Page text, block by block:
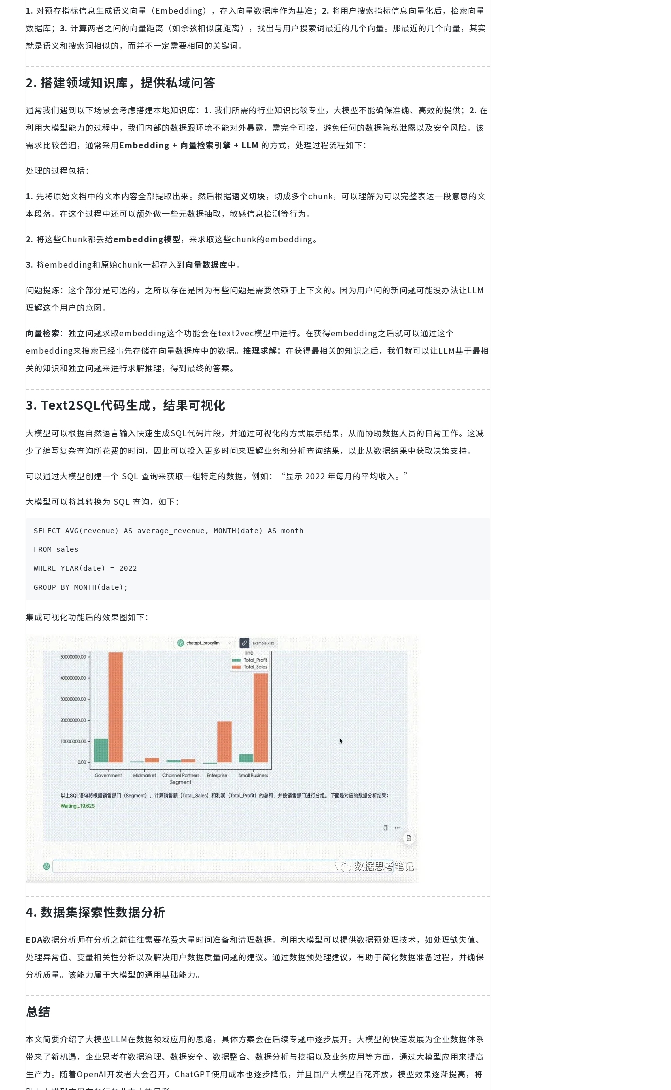
1. 对预存指标信息生成语义向量（Embedding），存入向量数据库作为基准； 2. 将用户搜索指标信息向量化后，检索向量
数据库； 3. 计算两者之间的向量距离（如余弦相似度距离），找出与用户搜索词最近的几个向量。那最近的几个向量，其实
就是语义和搜索词相似的，而并不一定需要相同的关键词。
2. 搭建领域知识库，提供私域问答
通常我们遇到以下场景会考虑搭建本地知识库： 1. 我们所需的行业知识比较专业，大模型不能确保准确、高效的提供； 2. 在
利用大模型能力的过程中，我们内部的数据跟环境不能对外暴露，需完全可控，避免任何的数据隐私泄露以及安全风险。该
需求比较普遍，通常采用Embedding + 向量检索引擎 + LLM 的方式，处理过程流程如下：
处理的过程包括：
1. 先将原始文档中的文本内容全部提取出来。然后根据语义切块，切成多个chunk，可以理解为可以完整表达一段意思的文
本段落。在这个过程中还可以额外做一些元数据抽取，敏感信息检测等行为。
2. 将这些Chunk都丢给embedding模型，来求取这些chunk的embedding。
3. 将embedding和原始chunk一起存入到向量数据库中。
问题提炼：这个部分是可选的，之所以存在是因为有些问题是需要依赖于上下文的。因为用户问的新问题可能没办法让LLM
理解这个用户的意图。
向量检索： 独立问题求取embedding这个功能会在text2vec模型中进行。在获得embedding之后就可以通过这个
embedding来搜索已经事先存储在向量数据库中的数据。 推理求解： 在获得最相关的知识之后，我们就可以让LLM基于最相
关的知识和独立问题来进行求解推理，得到最终的答案。
3. Text2SQL代码生成，结果可视化
大模型可以根据自然语言输入快速生成SQL代码片段，并通过可视化的方式展示结果，从而协助数据人员的日常工作。这减
少了编写复杂查询所花费的时间，因此可以投入更多时间来理解业务和分析查询结果，以此从数据结果中获取决策支持。
可以通过大模型创建一个 SQL 查询来获取一组特定的数据，例如：“显示 2022 年每月的平均收入。”
大模型可以将其转换为 SQL 查询，如下：
SELECT AVG(revenue) AS average_revenue, MONTH(date) AS month
FROM sales
WHERE YEAR(date) = 2022
GROUP BY MONTH(date);
集成可视化功能后的效果图如下：
4. 数据集探索性数据分析
EDA数据分析师在分析之前往往需要花费大量时间准备和清理数据。利用大模型可以提供数据预处理技术，如处理缺失值、
处理异常值、变量相关性分析以及解决用户数据质量问题的建议。通过数据预处理建议，有助于简化数据准备过程，并确保
分析质量。该能力属于大模型的通用基础能力。
总结
本文简要介绍了大模型LLM在数据领域应用的思路，具体方案会在后续专题中逐步展开。大模型的快速发展为企业数据体系
带来了新机遇，企业思考在数据治理、数据安全、数据整合、数据分析与挖掘以及业务应用等方面，通过大模型应用来提高
生产力。随着OpenAI开发者大会召开，ChatGPT使用成本也逐步降低，并且国产大模型百花齐放，模型效果逐渐提高，将